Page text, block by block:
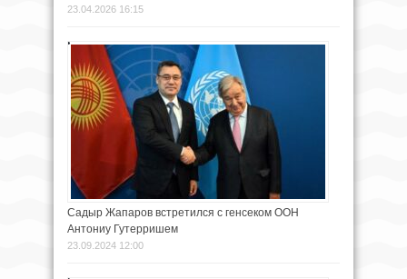
23.04.2026 16:15
Садыр Жапаров встретился с генсеком ООН
Антониу Гутерришем
23.09.2024 12:00